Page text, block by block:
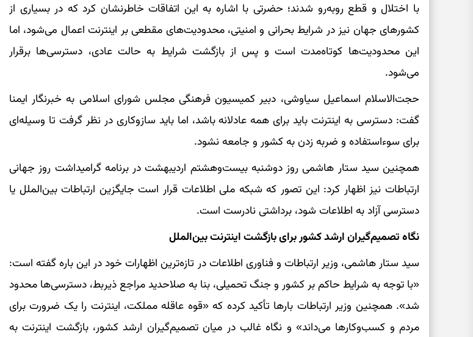
با اختلال و قطع روبه‌رو شدند؛ حضرتی با اشاره به این اتفاقات خاطرنشان کرد که در بسیاری از
کشورهای جهان نیز در شرایط بحرانی و امنیتی، محدودیت‌های مقطعی بر اینترنت اعمال می‌شود، اما
این محدودیت‌ها کوتاه‌مدت است و پس از بازگشت شرایط به حالت عادی، دسترسی‌ها برقرار
می‌شود.
حجت‌الاسلام اسماعیل سیاوشی، دبیر کمیسیون فرهنگی مجلس شورای اسلامی به خبرنگار ایمنا
گفت: دسترسی به اینترنت باید برای همه عادلانه باشد، اما باید سازوکاری در نظر گرفت تا وسیله‌ای
برای سوءاستفاده و ضربه زدن به کشور و جامعه نشود.
همچنین سید ستار هاشمی روز دوشنبه بیست‌وهشتم اردیبهشت در برنامه گرامیداشت روز جهانی
ارتباطات نیز اظهار کرد: این تصور که شبکه ملی اطلاعات قرار است جایگزین ارتباطات بین‌الملل یا
دسترسی آزاد به اطلاعات شود، برداشتی نادرست است.
نگاه تصمیم‌گیران ارشد کشور برای بازگشت اینترنت بین‌الملل
سید ستار هاشمی، وزیر ارتباطات و فناوری اطلاعات در تازه‌ترین اظهارات خود در این باره گفته است:
«با توجه به شرایط حاکم بر کشور و جنگ تحمیلی، بنا به صلاحدید مراجع ذیربط، دسترسی‌ها محدود
شد». همچنین وزیر ارتباطات بارها تأکید کرده که «قوه عاقله مملکت، اینترنت را یک ضرورت برای
مردم و کسب‌وکارها می‌داند» و نگاه غالب در میان تصمیم‌گیران ارشد کشور، بازگشت اینترنت به